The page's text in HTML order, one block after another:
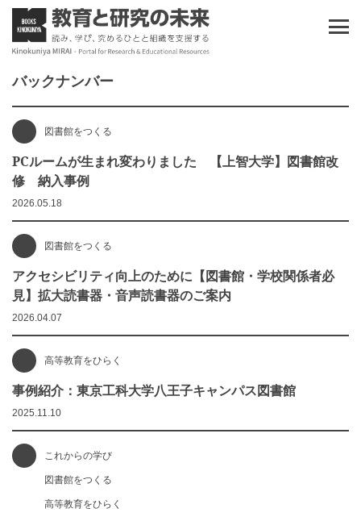
バックナンバー
図書館をつくる
PCルームが生まれ変わりました 【上智大学】図書館改
修 納入事例
2026.05.18
図書館をつくる
アクセシビリティ向上のために【図書館・学校関係者必
見】拡大読書器・音声読書器のご案内
2026.04.07
高等教育をひらく
事例紹介：東京工科大学八王子キャンパス図書館
2025.11.10
これからの学び
図書館をつくる
高等教育をひらく